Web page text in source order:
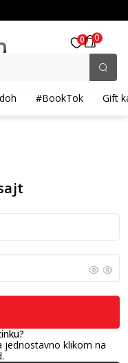
0 0
#BookTok Gift
jednostavno klikom na